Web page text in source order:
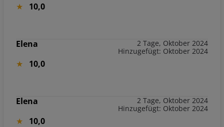
10,0
Elena
2 Tage, Oktober 2024
Hinzugefügt: Oktober 2024
10,0
Elena
2 Tage, Oktober 2024
Hinzugefügt: Oktober 2024
10,0